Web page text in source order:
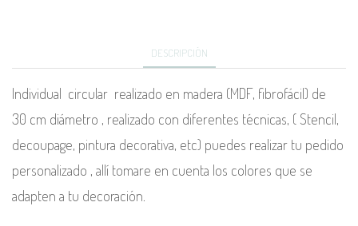
DESCRIPCIÓN
Individual circular realizado en madera (MDF, fibrofácil) de
30 cm diámetro , realizado con diferentes técnicas, ( Stencil,
decoupage, pintura decorativa, etc) puedes realizar tu pedido
personalizado , allí tomare en cuenta los colores que se
adapten a tu decoración.